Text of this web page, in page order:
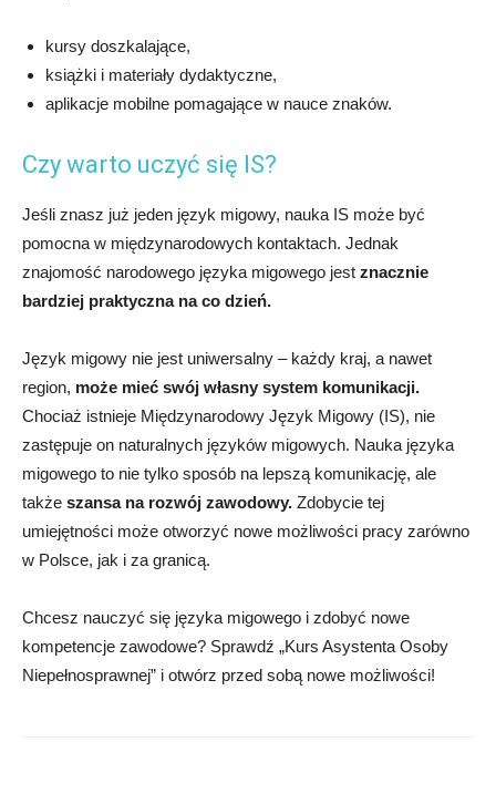
kursy doszkalające,
książki i materiały dydaktyczne,
aplikacje mobilne pomagające w nauce znaków.
Czy warto uczyć się IS?
Jeśli znasz już jeden język migowy, nauka IS może być
pomocna w międzynarodowych kontaktach. Jednak
znajomość narodowego języka migowego jest znacznie
bardziej praktyczna na co dzień.
Język migowy nie jest uniwersalny – każdy kraj, a nawet
region, może mieć swój własny system komunikacji.
Chociaż istnieje Międzynarodowy Język Migowy (IS), nie
zastępuje on naturalnych języków migowych. Nauka języka
migowego to nie tylko sposób na lepszą komunikację, ale
także szansa na rozwój zawodowy. Zdobycie tej
umiejętności może otworzyć nowe możliwości pracy zarówno
w Polsce, jak i za granicą.
Chcesz nauczyć się języka migowego i zdobyć nowe
kompetencje zawodowe? Sprawdź „Kurs Asystenta Osoby
Niepełnosprawnej” i otwórz przed sobą nowe możliwości!